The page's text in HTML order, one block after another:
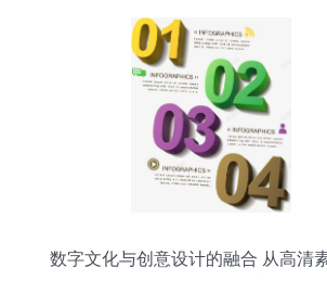
数字文化与创意设计的融合 从高清